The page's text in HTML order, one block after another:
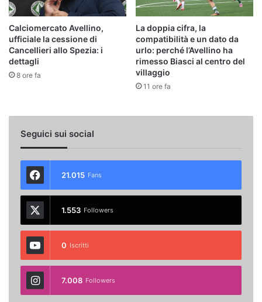
Calciomercato Avellino,
ufficiale la cessione di
Cancellieri allo Spezia: i
dettagli
8 ore fa
La doppia cifra, la
compatibilità e un dato da
urlo: perché l’Avellino ha
rimesso Biasci al centro del
villaggio
11 ore fa
Seguici sui social
21.015 Fans
1.553 Followers
0 Iscritti
7.008 Followers